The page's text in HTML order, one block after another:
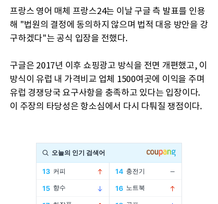
프랑스 영어 매체 프랑스24는 이날 구글 측 발표를 인용
해 "법원의 결정에 동의하지 않으며 법적 대응 방안을 강
구하겠다"는 공식 입장을 전했다.
구글은 2017년 이후 쇼핑광고 방식을 전면 개편했고, 이
방식이 유럽 내 가격비교 업체 1500여곳에 이익을 주며
유럽 경쟁당국 요구사항을 충족하고 있다는 입장이다.
이 주장의 타당성은 항소심에서 다시 다퉈질 쟁점이다.